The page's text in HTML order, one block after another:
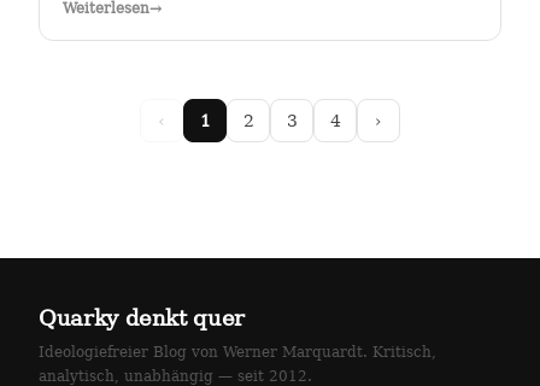
Weiterlesen→
‹ 1 2 3 4 ›
Quarky denkt quer
Ideologiefreier Blog von Werner Marquardt. Kritisch,
analytisch, unabhängig — seit 2012.